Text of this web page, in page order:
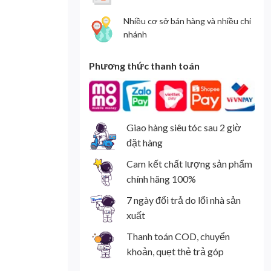
Nhiều cơ sở bán hàng và nhiều chi
nhánh
Phương thức thanh toán
Giao hàng siêu tóc sau 2 giờ
đặt hàng
Cam kết chất lượng sản phẩm
chính hãng 100%
7 ngày đổi trả do lổi nhà sản
xuất
Thanh toán COD, chuyển
khoản, quẹt thẻ trả góp